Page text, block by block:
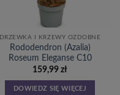
DRZEWKA I KRZEWY OZDOBNE
Rododendron (Azalia)
Roseum Eleganse C10
159,99 zł
DOWIEDZ SIĘ WIĘCEJ